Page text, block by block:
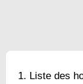
Liste des